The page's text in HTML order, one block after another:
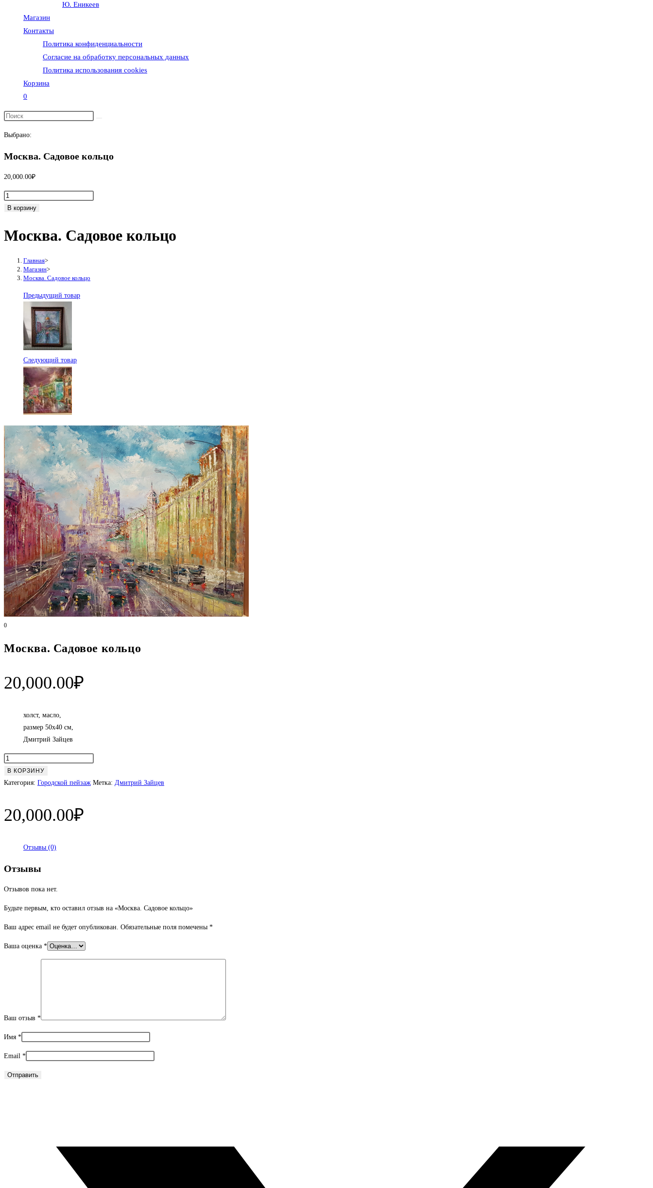
Ю. Еникеев
Магазин
Контакты
Политика конфиденциальности
Согласие на обработку персональных данных
Политика использования cookies
Корзина
0
поиск
по
сайту
Выбрано:
Москва. Садовое кольцо
20,000.00₽
Количество
товара
Садовое
В корзину
Москва. Садовое кольцо
Главная>
Магазин>
Москва. Садовое кольцо
Предыдущий товар
Следующий товар
0
Москва. Садовое кольцо
20,000.00₽
холст, масло,
размер 50х40 см,
Дмитрий Зайцев
Количество
товара
Москва.
В КОРЗИНУ
Категория: Городской пейзаж Метка: Дмитрий Зайцев
20,000.00₽
Отзывы (0)
Отзывы
Отзывов пока нет.
Будьте первым, кто оставил отзыв на «Москва. Садовое кольцо»
Ваш адрес email не будет опубликован. Обязательные поля помечены *
Ваша оценка *
Ваш отзыв *
Имя *
Email *